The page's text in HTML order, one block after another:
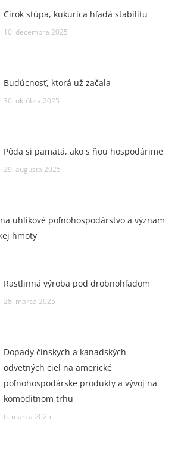
Cirok stúpa, kukurica hľadá stabilitu
10. decembra 2025
Budúcnosť, ktorá už začala
30. októbra 2025
Pôda si pamätá, ako s ňou hospodárime
29. augusta 2025
uhlíkové poľnohospodárstvo a význam
hmoty
Rastlinná výroba pod drobnohľadom
28. marca 2025
Dopady čínskych a kanadských
odvetných ciel na americké
poľnohospodárske produkty a vývoj na
komoditnom trhu
6. marca 2025